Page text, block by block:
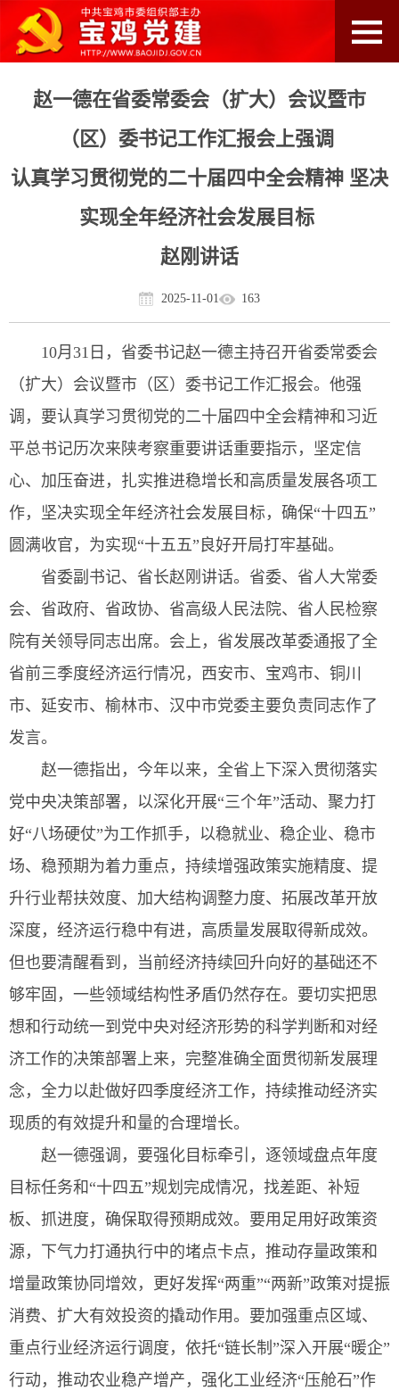
赵一德在省委常委会（扩大）会议暨市
（区）委书记工作汇报会上强调
认真学习贯彻党的二十届四中全会精神 坚决
实现全年经济社会发展目标
赵刚讲话
2025-11-01 163
10月31日，省委书记赵一德主持召开省委常委会
（扩大）会议暨市（区）委书记工作汇报会。他强
调，要认真学习贯彻党的二十届四中全会精神和习近
平总书记历次来陕考察重要讲话重要指示，坚定信
心、加压奋进，扎实推进稳增长和高质量发展各项工
作，坚决实现全年经济社会发展目标，确保“十四五”
圆满收官，为实现“十五五”良好开局打牢基础。
省委副书记、省长赵刚讲话。省委、省人大常委
会、省政府、省政协、省高级人民法院、省人民检察
院有关领导同志出席。会上，省发展改革委通报了全
省前三季度经济运行情况，西安市、宝鸡市、铜川
市、延安市、榆林市、汉中市党委主要负责同志作了
发言。
赵一德指出，今年以来，全省上下深入贯彻落实
党中央决策部署，以深化开展“三个年”活动、聚力打
好“八场硬仗”为工作抓手，以稳就业、稳企业、稳市
场、稳预期为着力重点，持续增强政策实施精度、提
升行业帮扶效度、加大结构调整力度、拓展改革开放
深度，经济运行稳中有进，高质量发展取得新成效。
但也要清醒看到，当前经济持续回升向好的基础还不
够牢固，一些领域结构性矛盾仍然存在。要切实把思
想和行动统一到党中央对经济形势的科学判断和对经
济工作的决策部署上来，完整准确全面贯彻新发展理
念，全力以赴做好四季度经济工作，持续推动经济实
现质的有效提升和量的合理增长。
赵一德强调，要强化目标牵引，逐领域盘点年度
目标任务和“十四五”规划完成情况，找差距、补短
板、抓进度，确保取得预期成效。要用足用好政策资
源，下气力打通执行中的堵点卡点，推动存量政策和
增量政策协同增效，更好发挥“两重”“两新”政策对提振
消费、扩大有效投资的撬动作用。要加强重点区域、
重点行业经济运行调度，依托“链长制”深入开展“暖企”
行动，推动农业稳产增产，强化工业经济“压舱石”作